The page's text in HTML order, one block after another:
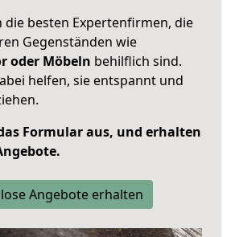
die besten Expertenfirmen, die
Gegenständen wie
oder Möbeln behilflich sind.
helfen, sie entspannt und
Formular aus, und erhalten
Angebote erhalten